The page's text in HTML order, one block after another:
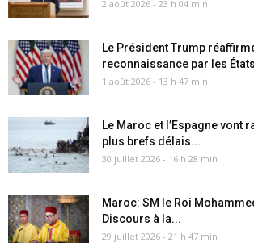
2 août 2026 - 23 h 04 min
Le Président Trump
reconnaissance par les
1 août 2026 - 13 h 47 min
Le Maroc et l’Espagne vont
plus brefs délais...
30 juillet 2026 - 16 h 28 min
Maroc: SM le Roi
Discours à la...
29 juillet 2026 - 21 h 47 min